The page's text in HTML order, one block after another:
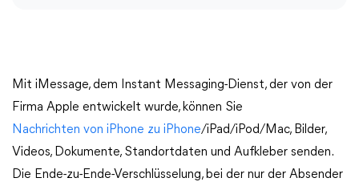
Mit iMessage, dem Instant Messaging-Dienst, der von der
Firma Apple entwickelt wurde, können Sie
Nachrichten von iPhone zu iPhone/iPad/iPod/Mac, Bilder,
Videos, Dokumente, Standortdaten und Aufkleber senden.
Die Ende-zu-Ende-Verschlüsselung, bei der nur der Absender